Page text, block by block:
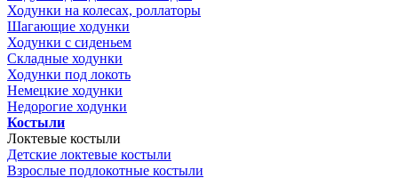
Ходунки на колесах, роллаторы
Шагающие ходунки
Ходунки с сиденьем
Складные ходунки
Ходунки под локоть
Немецкие ходунки
Недорогие ходунки
Костыли
Локтевые костыли
Детские локтевые костыли
Взрослые подлокотные костыли